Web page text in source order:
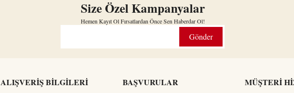
Size Özel Kampanyalar
Hemen Kayıt Ol Fırsatlardan Önce Sen Haberdar Ol!
Gönder
ALIŞVERİŞ BİLGİLERİ BAŞVURULAR MÜŞTERİ